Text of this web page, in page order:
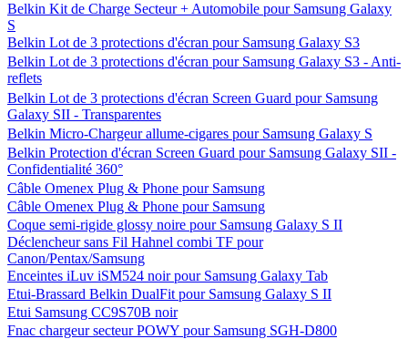
Belkin Kit de Charge Secteur + Automobile pour Samsung Galaxy
S
Belkin Lot de 3 protections d'écran pour Samsung Galaxy S3
Belkin Lot de 3 protections d'écran pour Samsung Galaxy S3 - Anti-
reflets
Belkin Lot de 3 protections d'écran Screen Guard pour Samsung
Galaxy SII - Transparentes
Belkin Micro-Chargeur allume-cigares pour Samsung Galaxy S
Belkin Protection d'écran Screen Guard pour Samsung Galaxy SII -
Confidentialité 360°
Câble Omenex Plug & Phone pour Samsung
Câble Omenex Plug & Phone pour Samsung
Coque semi-rigide glossy noire pour Samsung Galaxy S II
Déclencheur sans Fil Hahnel combi TF pour
Canon/Pentax/Samsung
Enceintes iLuv iSM524 noir pour Samsung Galaxy Tab
Etui-Brassard Belkin DualFit pour Samsung Galaxy S II
Etui Samsung CC9S70B noir
Fnac chargeur secteur POWY pour Samsung SGH-D800